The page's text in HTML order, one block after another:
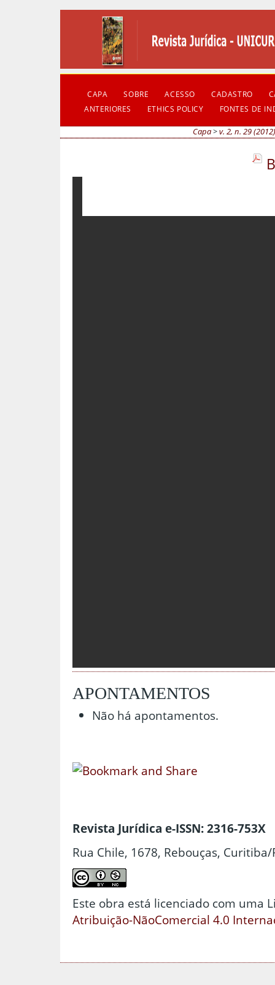
CAPA SOBRE ACESSO CADASTRO
ANTERIORES
ETHICS POLICY FONTES DE
Capa>v. 2, n. 29
APONTAMENTOS
Não há apontamentos.
Revista Jurídica e-ISSN: 2316-753X
Rua Chile, 1678, Rebouças, Curitiba/
Este obra está licenciado com uma
Atribuição-NãoComercial 4.0